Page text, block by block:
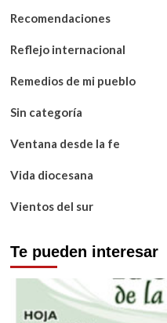
Recomendaciones
Reflejo internacional
Remedios de mi pueblo
Sin categoría
Ventana desde la fe
Vida diocesana
Vientos del sur
Te pueden interesar